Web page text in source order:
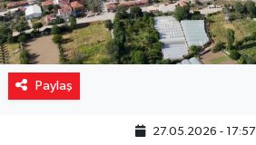
Paylaş
27.05.2026 - 17:57